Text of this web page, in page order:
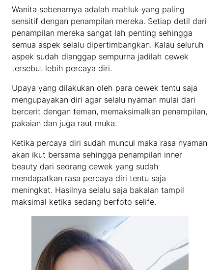
Wanita sebenarnya adalah mahluk yang paling
sensitif dengan penampilan mereka. Setiap detil dari
penampilan mereka sangat lah penting sehingga
semua aspek selalu dipertimbangkan. Kalau seluruh
aspek sudah dianggap sempurna jadilah cewek
tersebut lebih percaya diri.
Upaya yang dilakukan oleh para cewek tentu saja
mengupayakan diri agar selalu nyaman mulai dari
bercerit dengan teman, memaksimalkan penampilan,
pakaian dan juga raut muka.
Ketika percaya diri sudah muncul maka rasa nyaman
akan ikut bersama sehingga penampilan inner
beauty dari seorang cewek yang sudah
mendapatkan rasa percaya diri tentu saja
meningkat. Hasilnya selalu saja bakalan tampil
maksimal ketika sedang berfoto selife.